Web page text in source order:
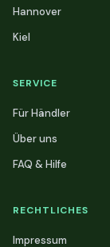
Hannover
Kiel
SERVICE
Für Händler
Über uns
FAQ & Hilfe
RECHTLICHES
Impressum